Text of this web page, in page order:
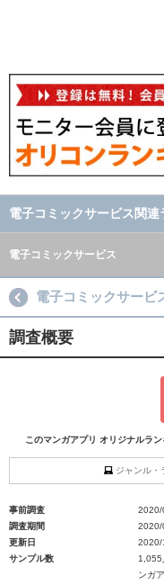
電子コミックサービス関連
電子コミックサービス
電子コミックサービ
調査概要
このマンガアプリ オリジナルラ
ジャンル・
事前調査
2020/
調査期間
2020/
更新日
2020/
サンプル数
1,055
ンガ